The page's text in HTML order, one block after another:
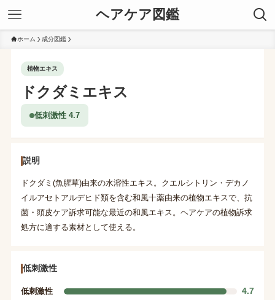
ヘアケア図鑑
ホーム 成分図鑑
植物エキス
ドクダミエキス
低刺激性 4.7
説明
ドクダミ(魚腥草)由来の水溶性エキス。クエルシトリン・デカノ
イルアセトアルデヒド類を含む和風十薬由来の植物エキスで、抗
菌・頭皮ケア訴求可能な最近の和風エキス。ヘアケアの植物訴求
処方に適する素材として使える。
低刺激性
低刺激性 4.7